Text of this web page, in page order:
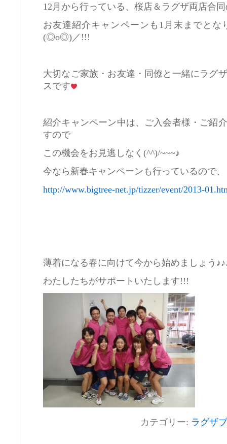
12月から行っている、桜店＆ラグザ両店合
お友達紹介キャンペーンも1月末までとな
(◎o◎)／!!!
大切なご家族・お友達・同僚と一緒にラグ
スです
紹介キャンペーン中は、ご入会者様・ご紹
すので
この機会をお見逃しなく(^^)/~~~♪
今なら新春キャンペーンも行っているので
http://www.bigtree-net.jp/tizzer/event/2013-
薄着になる春に向けて今から始めましょう
わたしたちがサポートいたします!!!
カテゴリー: ラグザ